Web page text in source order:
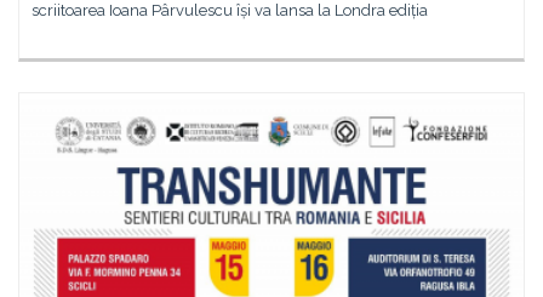
scriitoarea Ioana Pârvulescu își va lansa la Londra ediția